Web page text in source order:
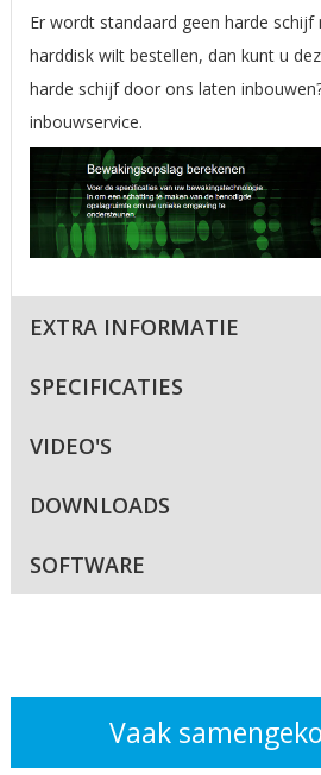
Vaak
Er wordt standaard geen harde schijf
harddisk wilt bestellen, dan kunt u
harde schijf door ons laten
inbouwservice.
EXTRA INFORMATIE
SPECIFICATIES
VIDEO'S
DOWNLOADS
SOFTWARE